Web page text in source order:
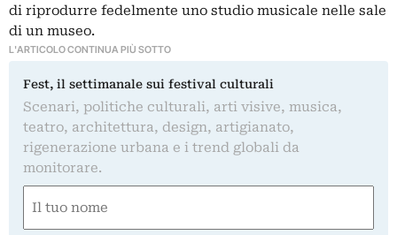
di riprodurre fedelmente uno studio musicale nelle sale
di un museo.
L'ARTICOLO CONTINUA PIÙ SOTTO
Fest, il settimanale sui festival culturali
Scenari, politiche culturali, arti visive, musica,
teatro, architettura, design, artigianato,
rigenerazione urbana e i trend globali da
monitorare.
(Required)